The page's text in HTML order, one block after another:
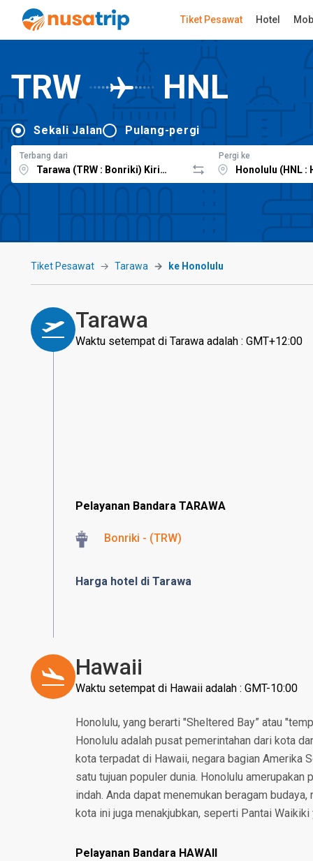
Tiket Pesawat Hotel
TRW HNL
Sekali Jalan Pulang-pergi
Terbang dari Pergi ke
Tiket Pesawat Tarawa ke Honolulu
Tarawa
Waktu setempat di Tarawa adalah : GMT+12:00
Pelayanan Bandara TARAWA
Bonriki - (TRW)
Harga hotel di Tarawa
Hawaii
Waktu setempat di Hawaii adalah : GMT-10:00
Honolulu, yang berarti "Sheltered Bay” atau
Honolulu adalah pusat pemerintahan dari kota
kota terpadat di Hawaii, negara bagian Amerika
satu tujuan populer dunia. Honolulu amerupakan
indah. Anda dapat menemukan beragam
kota ini juga menakjubkan, seperti Pantai Waikiki
Pelayanan Bandara HAWAII